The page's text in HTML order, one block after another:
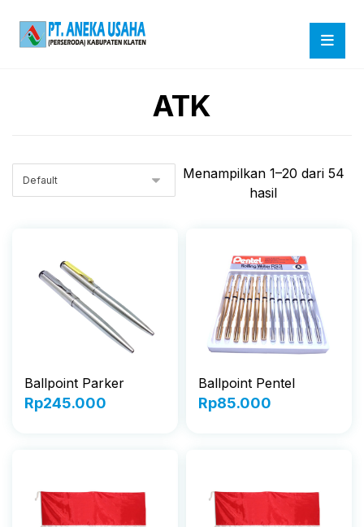
ATK
Menampilkan 1–20 dari 54
hasil
Ballpoint Parker
Rp245.000
Ballpoint Pentel
Rp85.000